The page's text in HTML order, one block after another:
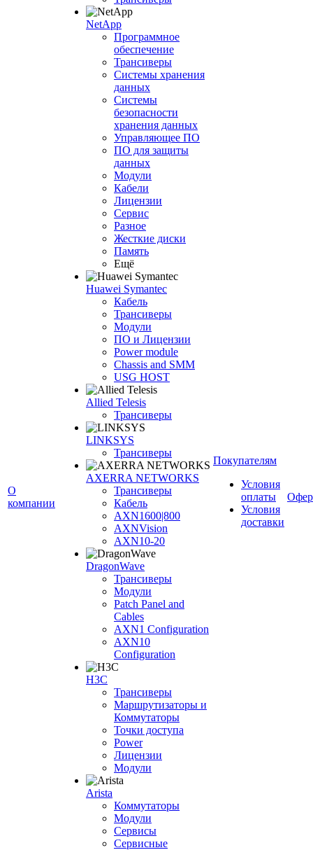
О
компании
NetApp
Программное
обеспечение
Трансиверы
Системы хранения
данных
Системы
безопасности
хранения данных
Управляющее ПО
ПО для защиты
данных
Модули
Кабели
Лицензии
Сервис
Разное
Жесткие диски
Память
Ещё
Huawei Symantec
Кабель
Трансиверы
Модули
ПО и Лицензии
Power module
Chassis and SMM
USG HOST
Allied Telesis
Трансиверы
LINKSYS
Трансиверы
AXERRA NETWORKS
Трансиверы
Кабель
AXN1600|800
AXNVision
AXN10-20
DragonWave
Трансиверы
Модули
Patch Panel and
Cables
AXN1 Configuration
AXN10
Configuration
H3С
Трансиверы
Маршрутизаторы и
Коммутаторы
Точки доступа
Power
Лицензии
Модули
Arista
Коммутаторы
Модули
Сервисы
Сервисные
Покупателям
Условия
оплаты
Условия
доставки